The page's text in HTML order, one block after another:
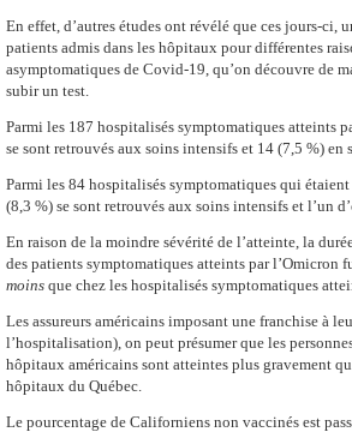
En effet, d’autres études ont révélé que ces jours-ci,
patients admis dans les hôpitaux pour différentes
asymptomatiques de Covid-19, qu’on découvre de
subir un test.
Parmi les 187 hospitalisés symptomatiques atteints
se sont retrouvés aux soins intensifs et 14 (7,5 %) en
Parmi les 84 hospitalisés symptomatiques qui
(8,3 %) se sont retrouvés aux soins intensifs et l’un
En raison de la moindre sévérité de l’atteinte, la
des patients symptomatiques atteints par l’Omicron
moins que chez les hospitalisés symptomatiques
Les assureurs américains imposant une franchise à
l’hospitalisation), on peut présumer que les
hôpitaux américains sont atteintes plus gravement
hôpitaux du Québec.
Le pourcentage de Californiens non vaccinés est